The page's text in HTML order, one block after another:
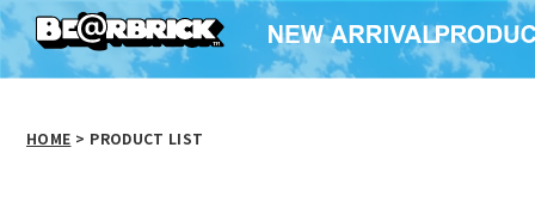
HOME > PRODUCT LIST